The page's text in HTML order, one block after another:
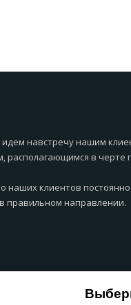
навстречу нашим
располагающимся в черте
наших клиентов
правильном направлении.